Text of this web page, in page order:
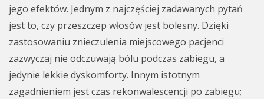
jego efektów. Jednym z najczęściej zadawanych pytań
jest to, czy przeszczep włosów jest bolesny. Dzięki
zastosowaniu znieczulenia miejscowego pacjenci
zazwyczaj nie odczuwają bólu podczas zabiegu, a
jedynie lekkie dyskomforty. Innym istotnym
zagadnieniem jest czas rekonwalescencji po zabiegu;